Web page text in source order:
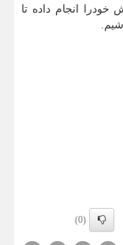
انجام داده تا
(0)